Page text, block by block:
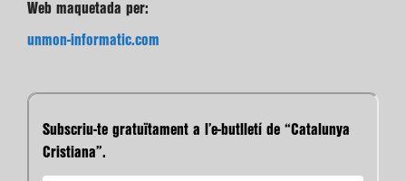
Web maquetada per:
unmon-informatic.com
Subscriu-te gratuïtament a l’e-butlletí de “Catalunya
Cristiana”.